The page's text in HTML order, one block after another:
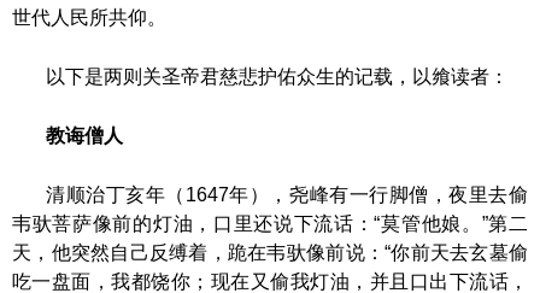
世代人民所共仰。
以下是两则关圣帝君慈悲护佑众生的记载，以飨读者：
教诲僧人
清顺治丁亥年（ 1647年），尧峰有一行脚僧，夜里去偷
韦驮菩萨像前的灯油，口里还说下流话：“莫管他娘。”第二
天，他突然自己反缚着，跪在韦驮像前说：“你前天去玄墓偷
吃一盘面，我都饶你；现在又偷我灯油，并且口出下流话，